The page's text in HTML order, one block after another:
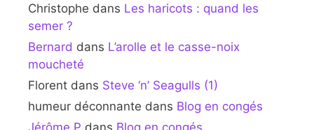
Christophe dans Les haricots : quand les
semer ?
Bernard dans L’arolle et le casse-noix
moucheté
Florent dans Steve ‘n’ Seagulls (1)
humeur déconnante dans Blog en congés
Jérôme P dans Blog en congés